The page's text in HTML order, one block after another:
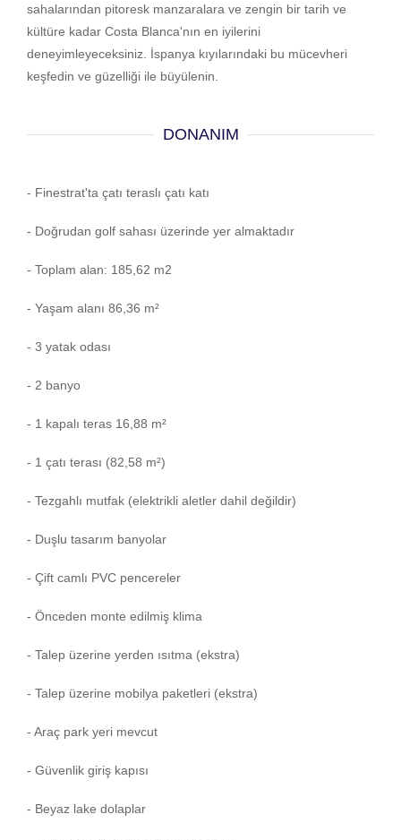
sahalarından pitoresk manzaralara ve zengin bir tarih ve
kültüre kadar Costa Blanca'nın en iyilerini
deneyimleyeceksiniz. İspanya kıyılarındaki bu mücevheri
keşfedin ve güzelliği ile büyülenin.
DONANIM
- Finestrat'ta çatı teraslı çatı katı
- Doğrudan golf sahası üzerinde yer almaktadır
- Toplam alan: 185,62 m2
- Yaşam alanı 86,36 m²
- 3 yatak odası
- 2 banyo
- 1 kapalı teras 16,88 m²
- 1 çatı terası (82,58 m²)
- Tezgahlı mutfak (elektrikli aletler dahil değildir)
- Duşlu tasarım banyolar
- Çift camlı PVC pencereler
- Önceden monte edilmiş klima
- Talep üzerine yerden ısıtma (ekstra)
- Talep üzerine mobilya paketleri (ekstra)
- Araç park yeri mevcut
- Güvenlik giriş kapısı
- Beyaz lake dolaplar